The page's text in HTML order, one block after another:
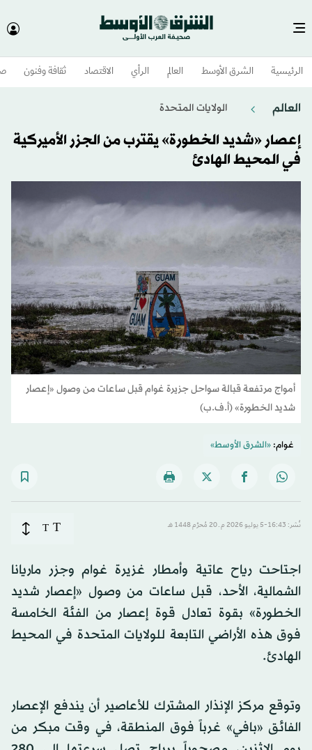
الرئيسية الشرق الأوسط​ العالم الرأي الاقتصاد ثقافة وفنون
العالم الولايات المتحدة​
إعصار «شديد الخطورة» يقترب من الجزر الأميركية
في المحيط الهادئ
أمواج مرتفعة قبالة سواحل جزيرة غوام قبل ساعات من وصول «إعصار
شديد الخطورة» (أ.ف.ب)
غوام:«الشرق الأوسط»
نُشر: 16:43-5 يوليو 2026 م ـ 20 مُحرَّم 1448 هـ T
T
اجتاحت رياح عاتية وأمطار غزيرة غوام وجزر ماريانا
الشمالية، الأحد، قبل ساعات من وصول «إعصار شديد
الخطورة» بقوة تعادل قوة إعصار من الفئة الخامسة
فوق هذه الأراضي التابعة للولايات المتحدة في المحيط
الهادئ.
وتوقع مركز الإنذار المشترك للأعاصير أن يندفع الإعصار
الفائق «بافي» غرباً فوق المنطقة، في وقت مبكر من